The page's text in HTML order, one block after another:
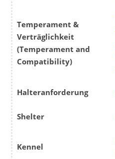
Temperament &
Verträglichkeit
(Temperament and
Compatibility)
Halteranforderung
Shelter
Kennel